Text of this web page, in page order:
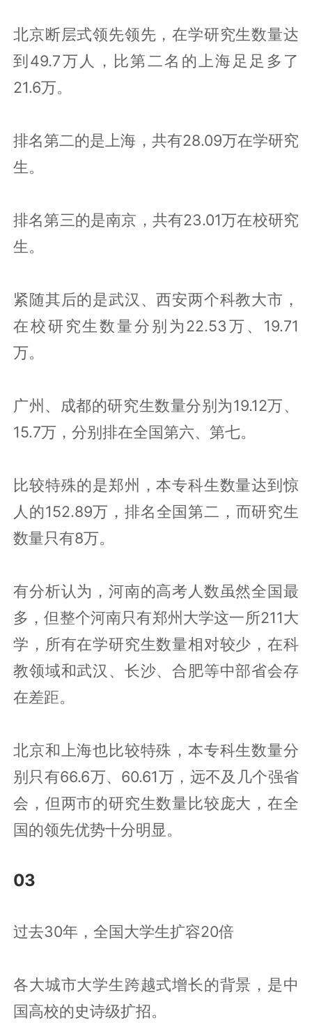
北京断层式领先领先，在学研究生数量达
到49.7万人，比第二名的上海足足多了
21.6万。
排名第二的是上海，共有28.09万在学研究
生。
排名第三的是南京，共有23.01万在校研究
生。
紧随其后的是武汉、西安两个科教大市，
在校研究生数量分别为22.53万、19.71
万。
广州、成都的研究生数量分别为19.12万、
15.7万，分别排在全国第六、第七。
比较特殊的是郑州，本专科生数量达到惊
人的152.89万，排名全国第二，而研究生
数量只有8万。
有分析认为，河南的高考人数虽然全国最
多，但整个河南只有郑州大学这一所211大
学，所有在学研究生数量相对较少，在科
教领域和武汉、长沙、合肥等中部省会存
在差距。
北京和上海也比较特殊，本专科生数量分
别只有66.6万、60.61万，远不及几个强省
会，但两市的研究生数量比较庞大，在全
国的领先优势十分明显。
03
过去30年，全国大学生扩容20倍
各大城市大学生跨越式增长的背景，是中
国高校的史诗级扩招。